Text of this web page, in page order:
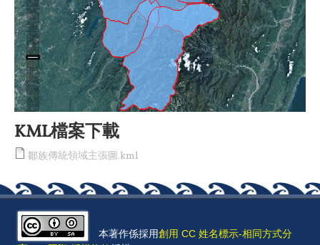
KML檔案下載
鄒族傳統領域主張圖.kml
本著作係採用創用 CC 姓名標示-相同方式分